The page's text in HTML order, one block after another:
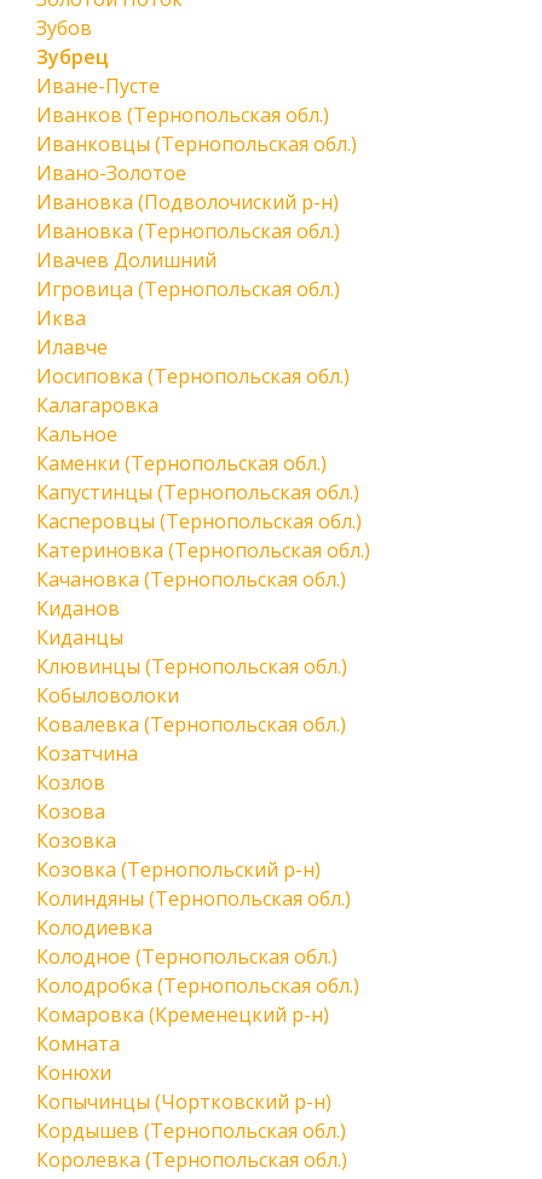
Зубов
Зубрец
Иване-Пусте
Иванков (Тернопольская обл.)
Иванковцы (Тернопольская обл.)
Ивано-Золотое
Ивановка (Подволочиский р-н)
Ивановка (Тернопольская обл.)
Ивачев Долишний
Игровица (Тернопольская обл.)
Иква
Илавче
Иосиповка (Тернопольская обл.)
Калагаровка
Кальное
Каменки (Тернопольская обл.)
Капустинцы (Тернопольская обл.)
Касперовцы (Тернопольская обл.)
Катериновка (Тернопольская обл.)
Качановка (Тернопольская обл.)
Киданов
Киданцы
Клювинцы (Тернопольская обл.)
Кобыловолоки
Ковалевка (Тернопольская обл.)
Козатчина
Козлов
Козова
Козовка
Козовка (Тернопольский р-н)
Колиндяны (Тернопольская обл.)
Колодиевка
Колодное (Тернопольская обл.)
Колодробка (Тернопольская обл.)
Комаровка (Кременецкий р-н)
Комната
Конюхи
Копычинцы (Чортковский р-н)
Кордышев (Тернопольская обл.)
Королевка (Тернопольская обл.)